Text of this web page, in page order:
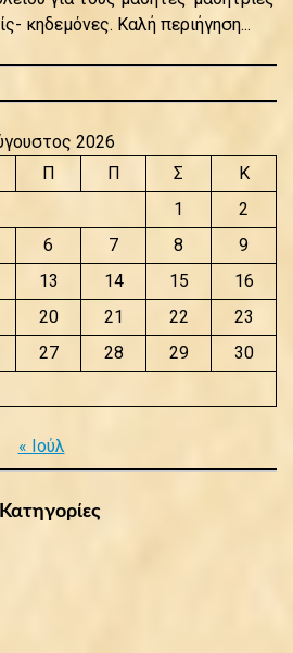
κηδεμόνες. Καλή περιήγηση...
2026
Π Π Σ
Κ
1
2
6 7 8
9
13 14 15
16
20 21 22
23
27 28 29
30
« Ιούλ
Κατηγορίες